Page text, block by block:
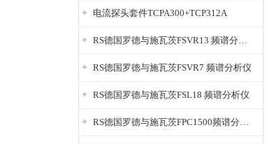
电流探头套件TCPA300+TCP312A
RS德国罗德与施瓦茨FSVR13 频谱分析仪
RS德国罗德与施瓦茨FSVR7 频谱分析仪
RS德国罗德与施瓦茨FSL18 频谱分析仪
RS德国罗德与施瓦茨FPC1500频谱分析仪